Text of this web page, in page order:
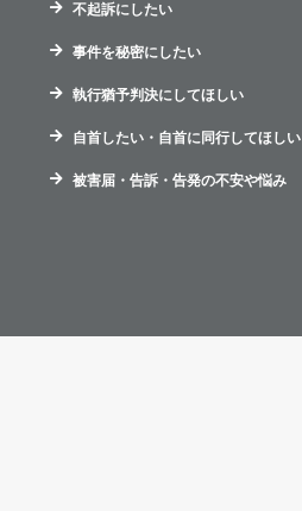
不起訴にしたい
事件を秘密にしたい
執行猶予判決にしてほしい
自首したい・自首に同行してほしい
被害届・告訴・告発の不安や悩み